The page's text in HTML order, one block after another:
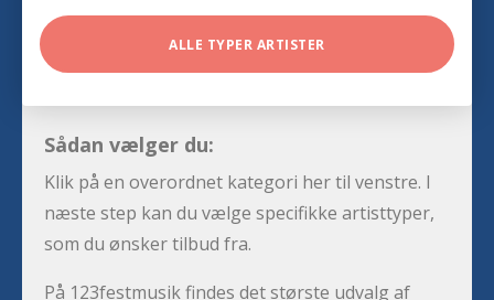
ALLE TYPER ARTISTER
Sådan vælger du:
Klik på en overordnet kategori her til venstre. I
næste step kan du vælge specifikke artisttyper,
som du ønsker tilbud fra.
På 123festmusik findes det største udvalg af